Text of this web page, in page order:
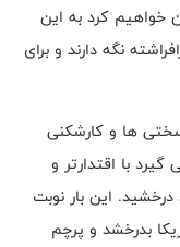
خواهیم کرد به این
نگه دارند و برای
ها و کارشکنی
با اقتدارتر و
این بار نوبت
بدرخشد و پرچم